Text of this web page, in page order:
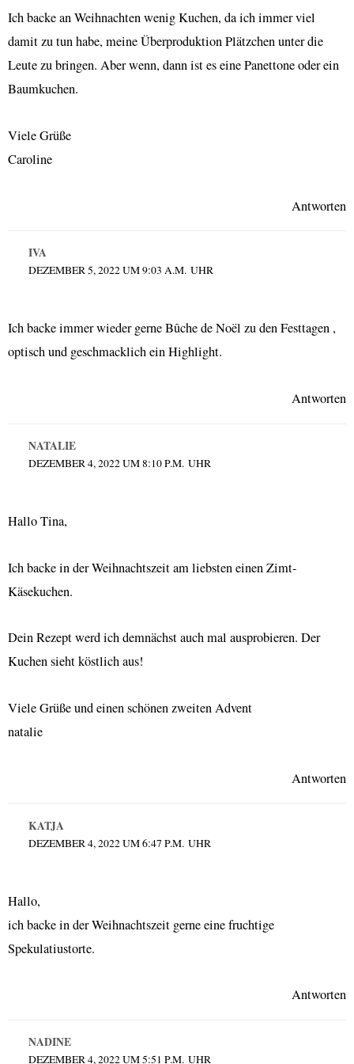
Ich backe an Weihnachten wenig Kuchen, da ich immer viel
damit zu tun habe, meine Überproduktion Plätzchen unter die
Leute zu bringen. Aber wenn, dann ist es eine Panettone oder ein
Baumkuchen.
Viele Grüße
Caroline
Antworten
IVA
DEZEMBER 5, 2022 UM 9:03 A.M. UHR
Ich backe immer wieder gerne Bûche de Noël zu den Festtagen ,
optisch und geschmacklich ein Highlight.
Antworten
NATALIE
DEZEMBER 4, 2022 UM 8:10 P.M. UHR
Hallo Tina,
Ich backe in der Weihnachtszeit am liebsten einen Zimt-
Käsekuchen.
Dein Rezept werd ich demnächst auch mal ausprobieren. Der
Kuchen sieht köstlich aus!
Viele Grüße und einen schönen zweiten Advent
natalie
Antworten
KATJA
DEZEMBER 4, 2022 UM 6:47 P.M. UHR
Hallo,
ich backe in der Weihnachtszeit gerne eine fruchtige
Spekulatiustorte.
Antworten
NADINE
DEZEMBER 4, 2022 UM 5:51 P.M. UHR